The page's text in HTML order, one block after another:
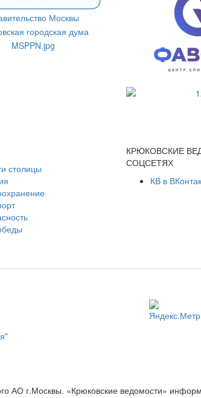
столицы
КРЮКОВСКИЕ
СОЦСЕТЯХ
КВ в
АО г.Москвы. «Крюковские ведомости»